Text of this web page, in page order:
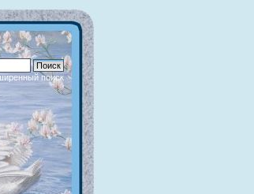
поиск